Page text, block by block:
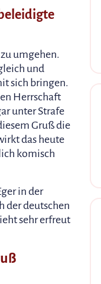
umgehen.
und
sich bringen.
Herrschaft
unter Strafe
Gruß die
das heute
komisch
in der
der deutschen
sehr erfreut